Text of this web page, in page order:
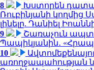
8
Խստորեն
Ռուբինյանի կողմից
լինելը. Դանիել
9
Շառաչուն
Պապիկյանին․
10
առողջապահության